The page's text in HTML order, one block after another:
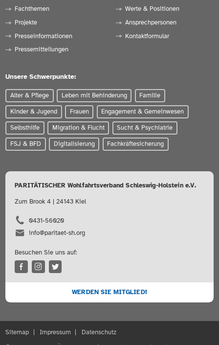
Fachthemen
Projekte
Presseinformationen
Pressemitteilungen
Werte & Positionen
Ansprechpersonen
Kontaktformular
Unsere Schwerpunkte:
Alter & Pflege Leben mit Behinderung Familie
Kinder & Jugend Frauen Engagement & Gemeinwesen
Selbsthilfe Migration & Flucht Sucht & Psychiatrie
FSJ & BFD Digitalisierung Fachkräftesicherung
PARITÄTISCHER Wohlfahrtsverband Schleswig-Holstein e.V.
Zum Brook 4 | 24143 Kiel
0431-56020
info@paritaet-sh.org
Besuchen Sie uns auf:
WERDEN SIE MITGLIED!
Sitemap Impressum
Datenschutz